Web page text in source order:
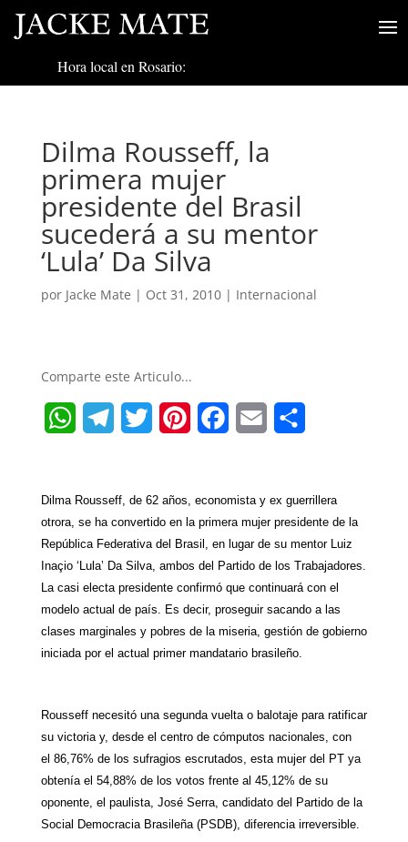
Hora local en Rosario:
Dilma Rousseff, la
primera mujer
presidente del Brasil
sucederá a su mentor
‘Lula’ Da Silva
por Jacke Mate | Oct 31, 2010| Internacional
Comparte este Articulo...
a
t
s
A
p
l
e
g
r
a
m
i
t
t
e
r
n
t
e
e
c
e
b
o
o
a
i
l
a
r
e
Dilma Rousseff, de 62 años, economista y ex guerrillera
otrora, se ha convertido en la primera mujer presidente de la
República Federativadel Brasil, en lugar de su mentor Luiz
Inaçio ‘Lula’ Da Silva, ambos del Partido de los Trabajadores.
La casi electa presidente confirmó que continuará con el
modelo actual de país. Es decir, proseguir sacando a las
clases marginales y pobres de la miseria, gestión de gobierno
iniciada por el actual primer mandatario brasileño.
Rousseff necesitó una segunda vuelta o balotaje para ratificar
su victoria y, desde el centro de cómputos nacionales, con
el 86,76% de los sufragios escrutados, esta mujer del PT ya
obtenía el 54,88% de los votos frente al 45,12% de su
oponente, el paulista, José Serra, candidato del Partido de la
Social DemocraciaBrasileña (PSDB), diferencia irreversible.